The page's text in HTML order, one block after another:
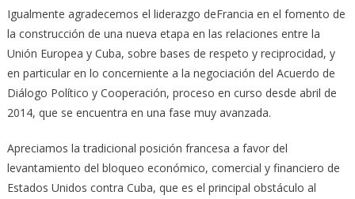
Igualmente agradecemos el liderazgo deFrancia en el fomento de
la construcción de una nueva etapa en las relaciones entre la
Unión Europea y Cuba, sobre bases de respeto y reciprocidad, y
en particular en lo concerniente a la negociación del Acuerdo de
Diálogo Político y Cooperación, proceso en curso desde abril de
2014, que se encuentra en una fase muy avanzada.
Apreciamos la tradicional posición francesa a favor del
levantamiento del bloqueo económico, comercial y financiero de
Estados Unidos contra Cuba, que es el principal obstáculo al